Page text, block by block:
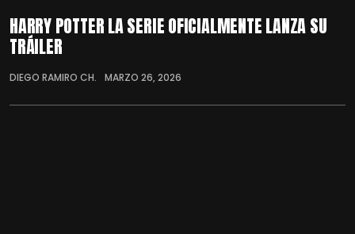
HARRY POTTER LA SERIE OFICIALMENTE LANZA SU
TRÁILER
DIEGO RAMIRO CH. MARZO 26, 2026